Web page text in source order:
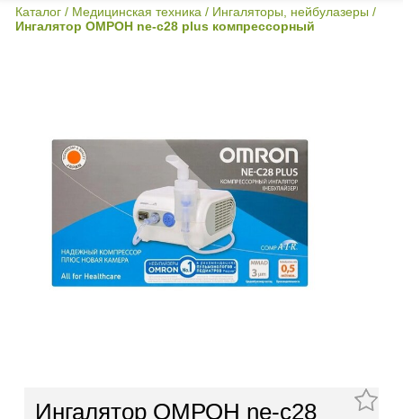
Каталог / Медицинская техника / Ингаляторы, нейбулазеры /
Ингалятор ОМРОН ne-c28 plus компрессорный
Ингалятор ОМРОН ne-c28